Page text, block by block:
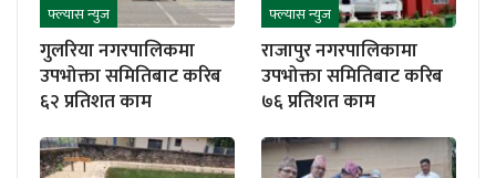
फ्ल्यास न्युज
गुलरिया नगरपालिकमा
उपभोक्ता समितिबाट करिब
६२ प्रतिशत काम
फ्ल्यास न्युज
राजापुर नगरपालिकामा
उपभोक्ता समितिबाट करिब
७६ प्रतिशत काम